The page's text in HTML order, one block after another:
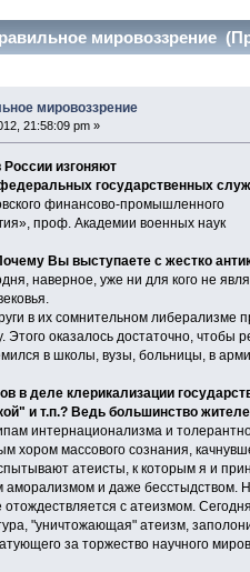
мировоззрение
мировоззрение
21:58:09 pm »
изгоняют
государственных
финансово-промышленного
проф. Академии военных наук
Вы выступаете с жестко
наверное, уже ни для кого не
в их сомнительном
Этого оказалось достаточно,
в школы, вузы, больницы, в
в деле клерикализации
и т.п.? Ведь большинство
интернационализма и
хором массового сознания,
атеисты, к которым я и
аморализмом и даже бесстыдством.
отождествляется с атеизмом.
"уничтожающая" атеизм,
за торжество научного